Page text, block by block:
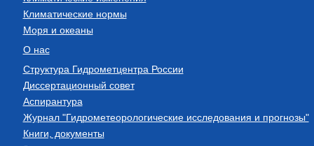
Климатические нормы
Моря и океаны
О нас
Структура Гидрометцентра России
Диссертационный совет
Аспирантура
Журнал "Гидрометеорологические исследования и прогнозы"
Книги, документы